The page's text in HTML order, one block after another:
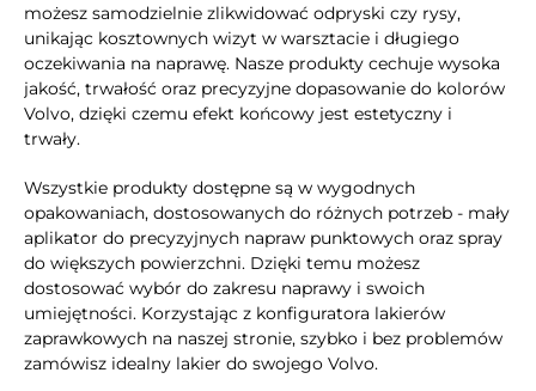
możesz samodzielnie zlikwidować odpryski czy rysy,
unikając kosztownych wizyt w warsztacie i długiego
oczekiwania na naprawę. Nasze produkty cechuje wysoka
jakość, trwałość oraz precyzyjne dopasowanie do kolorów
Volvo, dzięki czemu efekt końcowy jest estetyczny i
trwały.
Wszystkie produkty dostępne są w wygodnych
opakowaniach, dostosowanych do różnych potrzeb - mały
aplikator do precyzyjnych napraw punktowych oraz spray
do większych powierzchni. Dzięki temu możesz
dostosować wybór do zakresu naprawy i swoich
umiejętności. Korzystając z konfiguratora lakierów
zaprawkowych na naszej stronie, szybko i bez problemów
zamówisz idealny lakier do swojego Volvo.